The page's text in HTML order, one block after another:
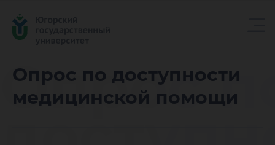
Опрос по доступности
медицинской помощи
Опрос